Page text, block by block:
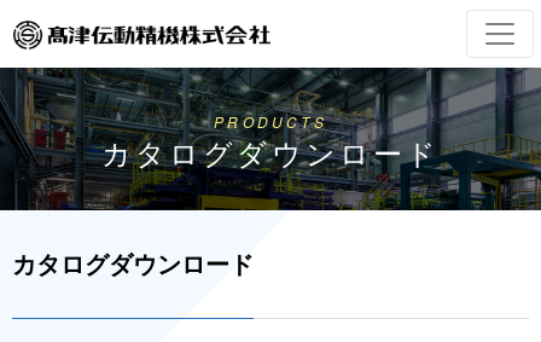
PRODUCTS
カタログダウンロード
カタログダウンロード